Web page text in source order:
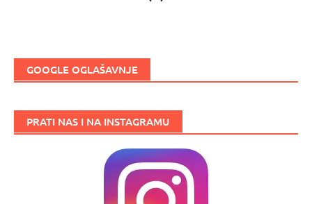
GOOGLE OGLAŠAVNJE
PRATI NAS I NA INSTAGRAMU